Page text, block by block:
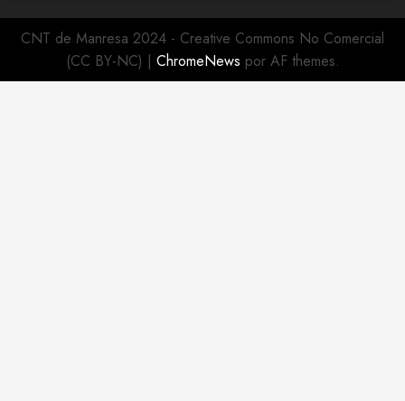
CNT de Manresa 2024 - Creative Commons No Comercial
(CC BY-NC) | ChromeNews por AF themes.